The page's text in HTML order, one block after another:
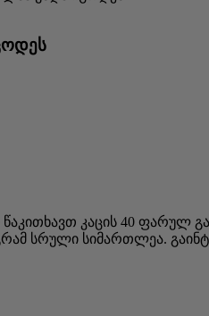
კაცის 40 ფარულ
სრული სიმართლეა.